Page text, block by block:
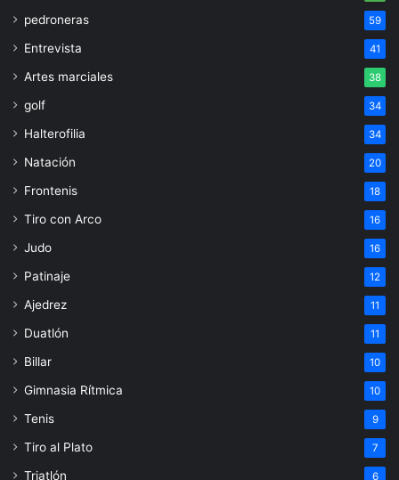
pedroneras 59
Entrevista 41
Artes marciales 38
golf 34
Halterofilia 34
Natación 20
Frontenis 18
Tiro con Arco 16
Judo 16
Patinaje 12
Ajedrez 11
Duatlón 11
Billar 10
Gimnasia Rítmica 10
Tenis 9
Tiro al Plato 7
Triatlón 6